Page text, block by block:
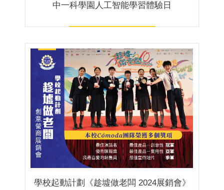
中一科學園人工智能學習體驗日
學校起動計劃《趁墟做老闆 2024展銷會》